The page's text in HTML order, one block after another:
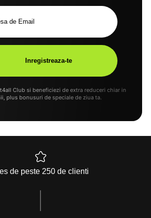
Club si beneficiezi de extra reduceri chiar in
plus bonusuri de speciale de ziua ta.
de peste 250 de clienti